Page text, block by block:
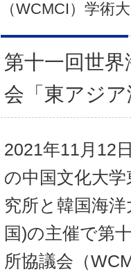
（WCMCI）学術
第十一回世
会「東アジ
2021年11月12
の中国文化大
究所と韓国海
国)の主催で第
所協議会（